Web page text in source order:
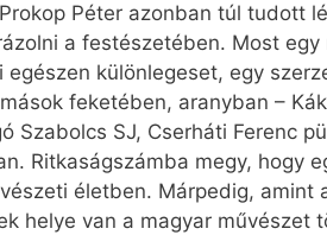
Péter azonban túl tudott
a festészetében. Most egy
különlegeset, egy
feketében, aranyban –
Szabolcs SJ, Cserháti Ferenc
Ritkaságszámba megy, hogy
életben. Márpedig, amint
helye van a magyar művészet